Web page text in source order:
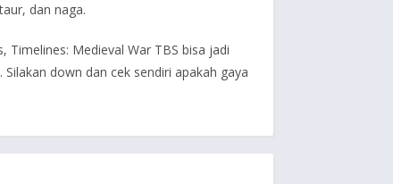
dan naga.
Timelines: Medieval War TBS bisa jadi
down dan cek sendiri apakah gaya